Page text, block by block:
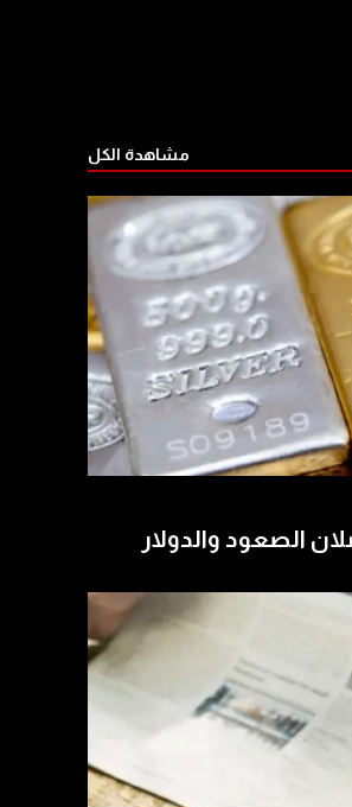
مشاهدة الكل
الصعود والدولار